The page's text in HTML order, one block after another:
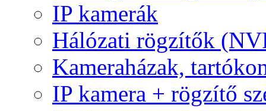
IP kamerák
Hálózati rögzítők
Kameraházak,
IP kamera + rögzítő